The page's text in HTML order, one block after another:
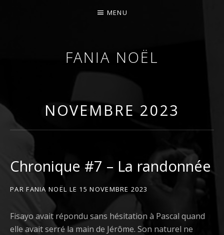
FANIA NOËL
AFROFEMINIST · THINKER · SCHOLAR
MENU
NOVEMBRE 2023
Chronique #7 – La randonnée
PARFANIA NOËL LE 15 NOVEMBRE 2023
Fisayo avait répondu sans hésitation à Pascal quand
elle avait serré la main de Jérôme. Son naturel ne